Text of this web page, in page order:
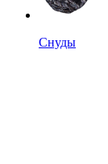
Снуды